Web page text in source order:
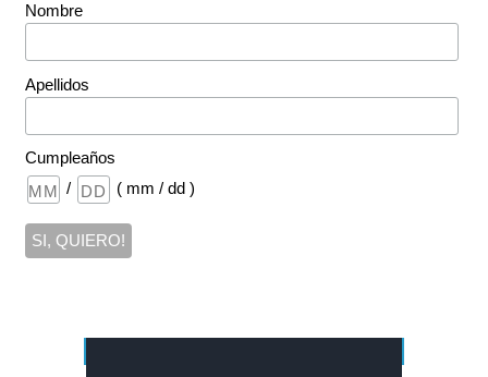
Nombre
Apellidos
Cumpleaños
/
( mm / dd )